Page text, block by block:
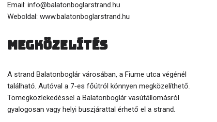
Email: info@balatonboglarstrand.hu
Weboldal: www.balatonboglarstrand.hu
Megközelítés
A strand Balatonboglár városában, a Fiume utca végénél
található. Autóval a 7-es főútról könnyen megközelíthető.
Tömegközlekedéssel a Balatonboglár vasútállomásról
gyalogosan vagy helyi buszjárattal érhető el a strand.